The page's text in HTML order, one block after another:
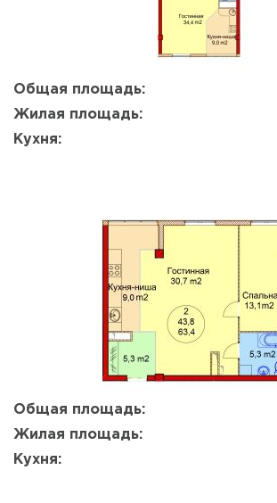
Общая площадь:
Жилая площадь:
Кухня:
Общая площадь:
Жилая площадь:
Кухня:
Да, удалить